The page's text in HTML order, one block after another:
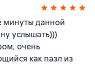
минуты данной
услышать)))
очень
как пазл из